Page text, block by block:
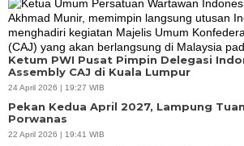
Ketum PWI Pusat Pimpin Delegasi
Assembly CAJ di Kuala Lumpur
24 April 2026 | 19:27 WIB
Pekan Kedua April 2027, Lampung
Porwanas
22 April 2026 | 19:41 WIB